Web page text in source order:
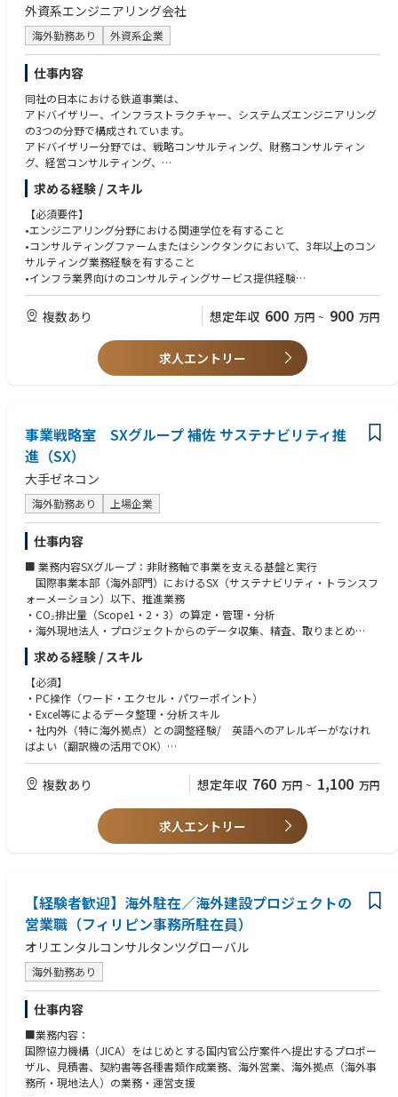
の方が活躍している部門です。
＜担当プロジェクト＞
東南アジア、中東、アフリカなどの発展途上国における建築物。
(具体的な国)ミャンマー、インドネシア、フィリピン、ネパール、バング
ラディシュ、インド、スリランカ、コンゴ民主共和国、
ナイジェリア、コートジボワール、
例としては、大学、空港、駅舎、行政関連の建設物、病院、中学校、保健
所、美術館、博物館等、多岐に亘ります。
外資系エンジニアリング会社
海外勤務あり 外資系企業
仕事内容
同社の日本における鉄道事業は、
アドバイザリー、インフラストラクチャー、システムズエンジニアリング
の3つの分野で構成されています。
アドバイザリー分野では、戦略コンサルティング、財務コンサルティン
グ、経営コンサルティング、
運営コンサルティング、および将来予測（フォーサイト）サービスを提供
しています。
インフラストラクチャーおよび鉄道システム分野では、企業レベルおよび
プロジェクトレベルにおける設計、エンジニアリング、
および技術コンサルティングを提供しています。
対象領域には、鉄道インフラ（駅舎、軌道設備等）に関する土木エンジニ
アリング、
通信システム等）、
さらに鉄道プロジェクトにおけるシステムエンジニアリング（プロジェク
トマネジメント、システム保証、品質保証、試験・コミッショニング等）
が含まれます。
ジニアレベルとして業務を遂行する。
•技術面での成果物の提供およびサービス品質を含むプロジェクトマネジ
メントを行う。
•チームメンバーまたはコンサルタントとしてアドバイザリー業務に従事
する。主な対象分野は、鉄道に関する官公庁委託調査業務を中心とする
が、これに限定されない。
•スキルやプロジェクトの性質に応じて、同社の鉄道事業に関連する鉄道エ
ンジニアリング案件を支援する。
•インフラストラクチャー事業に対し、鉄道システム分野の専門知識を提
供する（例：鉄道システムとのインターフェースに関する技術支援）。
•スキルやプロジェクトの性質に応じて、図面、計画書、報告書その他の成
果物の作成・取りまとめを行う。
•アドバイザリー成果物の作成やクライアント向けコンサルティング業務
•チームが実施する事業開発（Business Development）および営業活動を
支援する。
•プロジェクト遂行およびその他の業務において、クライアント、チームメ
ンバーおよび各種ステークホルダーとの窓口となる。
【主な責任】
•定められた責任範囲のもと、監督を受けながら設計、エンジニアリング
•自身および他者の業務成果の品質と正確性を確認する責任を負う。また、
の育成に貢献する。
•定型外のレター、報告書、その他各種文書の作成を担当する。
【社内主要ステイクホルダー】
•Japan Rail Team のメンバー
•Global Rail Teams のメンバー
•東京オフィスのメンバー
•アジア太平洋地域（APAC）の他拠点のメンバー
求める経験 / スキル
【必須要件】
•エンジニアリング分野における関連学位を有すること
•コンサルティングファームまたはシンクタンクにおいて、3年以上のコン
サルティング業務経験を有すること
•インフラ業界向けのコンサルティングサービス提供経験
•官公庁および民間企業に対する提案営業経験ならびに入札案件向け提案
書作成経験
•日本語ネイティブまたはビジネスレベルの日本語力を有すること
•英語による優れたコミュニケーション能力（目安：TOEIC 700点以上）
•エンジニア、システム設計者、コンサルタント、プロジェクトエンジニア
またはプロジェクトマネージャーとしての経験
•以下のいずれかの分野における専門知識・実務経験
-鉄道車両（Rolling Stock）
-信号・列車制御システム(Signalling & Control）
-電力・電気推進システム（Traction / Power）
-通信システム（Communications Systems）
-鉄道運営・運行計画（Railway Operation / Planning）
-鉄道システムアシュアランス（Railway System Assurance）
【求める人物像】
•優れたエンジニアリングスキルまたはプロジェクトマネジメントスキ
ル・知識を有していること
•チームベースの環境において成果を上げた実績があること
•クライアントとの良好な関係を迅速に構築できること
•最小限の指導のもとで自律的に業務を遂行できること
•プレッシャーのある環境においても業務を遂行し、厳しい期限を遵守で
きること
•優れた計画力、組織運営能力および時間管理能力を有すること
•高いコミュニケーション能力（口頭および文書）
•高い意欲を持ち、新たな挑戦に積極的に取り組めること
社のコンプライアンスおよびマネジメントシステムの維持活動を支援でき
ること
•その他、業務上必要となる関連業務を遂行できること
複数あり 想定年収 600 万円 ~ 900 万円
求人エントリー
事業戦略室 SXグループ 補佐 サステナビリティ推
進（SX）
大手ゼネコン
海外勤務あり 上場企業
仕事内容
■ 業務内容SXグループ：非財務軸で事業を支える基盤と実行
国際事業本部（海外部門）におけるSX（サステナビリティ・トランスフ
ォーメーション）以下、推進業務
・CO₂排出量（Scope1・2・3）の算定・管理・分析
・海外現地法人・プロジェクトからのデータ収集、精査、取りまとめ
・排出量削減施策（LCCO2・低炭素資材等）の検討・提案
・第三者保証（監査）対応に向けた証跡整備・プロセス改善
・経営層・HD向け報告資料の作成（サステナビリティ・非財務情報）
・国際部門内（各国）との連携・調整
・SXに関する社内ルール整備・推進・教育・展開（海外含む）
・将来的な新規SX施策（環境・ESG）の調査・企画推進
求める経験 / スキル
【必須】
・PC操作（ワード・エクセル・パワーポイント）
・Excel等によるデータ整理・分析スキル
・社内外（特に海外拠点）との調整経験/ 英語へのアレルギーがなけれ
ばよい（翻訳機の活用でOK）
・日常会話レベルの英語力
【歓迎】
・ESG・サステナビリティ業務経験
・CO₂排出量算定、環境データ管理の経験
・建設業（施工・設計・営業）の知識があれば、尚可。
複数あり 想定年収 760 万円 ~ 1,100 万円
求人エントリー
【経験者歓迎】海外駐在／海外建設プロジェクトの
営業職（フィリピン事務所駐在員）
オリエンタルコンサルタンツグローバル
海外勤務あり
仕事内容
■業務内容：
国際協力機構（JICA）をはじめとする国内官公庁案件へ提出するプロポー
ザル、見積書、契約書等各種書類作成業務、海外営業、海外拠点（海外事
務所・現地法人）の業務・運営支援